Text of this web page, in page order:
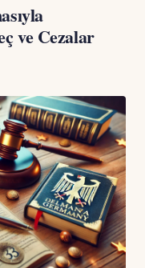
ve Cezalar